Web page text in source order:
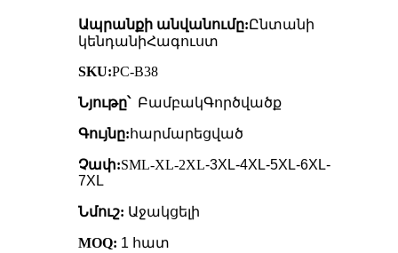
Ապրանքի անվանումը:Ընտանի
կենդանիՀագուստ
SKU:PC-B38
Նյութը՝ ԲամբակԳործվածք
Գույնը: հարմարեցված
Չափ:SML-XL-2XL-3XL-4XL-5XL-6XL-
7XL
Նմուշ: Աջակցելի
MOQ: 1 հատ